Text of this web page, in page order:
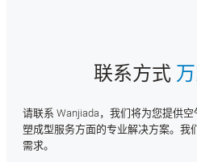
联系方式
请联系 Wanjiada，我们将为您提供
塑成型服务方面的专业解决方案。我
需求。